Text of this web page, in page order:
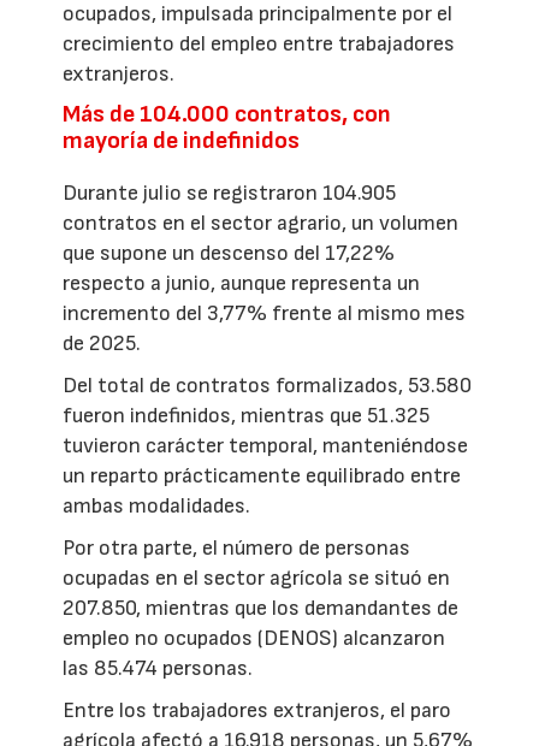
ocupados, impulsada principalmente por el
crecimiento del empleo entre trabajadores
extranjeros.
Más de 104.000 contratos, con
mayoría de indefinidos
Durante julio se registraron 104.905
contratos en el sector agrario, un volumen
que supone un descenso del 17,22%
respecto a junio, aunque representa un
incremento del 3,77% frente al mismo mes
de 2025.
Del total de contratos formalizados, 53.580
fueron indefinidos, mientras que 51.325
tuvieron carácter temporal, manteniéndose
un reparto prácticamente equilibrado entre
ambas modalidades.
Por otra parte, el número de personas
ocupadas en el sector agrícola se situó en
207.850, mientras que los demandantes de
empleo no ocupados (DENOS) alcanzaron
las 85.474 personas.
Entre los trabajadores extranjeros, el paro